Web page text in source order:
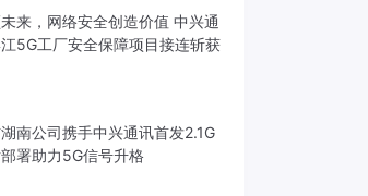
来，网络安全创造价值 中兴通
5G工厂安全保障项目接连斩获
南公司携手中兴通讯首发2.1G
署助力5G信号升格